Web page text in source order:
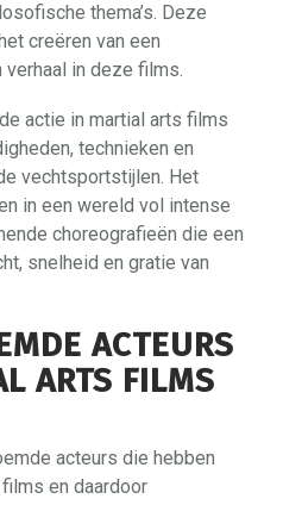
thema’s. Deze
creëren van een
in deze films.
actie in martial arts films
technieken en
vechtsportstijlen. Het
in een wereld vol intense
choreografieën die een
snelheid en gratie van
ACTEURS
ARTS FILMS
acteurs die hebben
en daardoor